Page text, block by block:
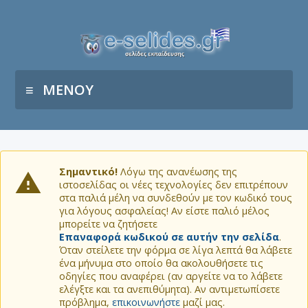
ΜΕΝΟΥ
Σημαντικό! Λόγω της ανανέωσης της
ιστοσελίδας οι νέες τεχνολογίες δεν επιτρέπουν
στα παλιά μέλη να συνδεθούν με τον κωδικό τους
για λόγους ασφαλείας! Αν είστε παλιό μέλος
μπορείτε να ζητήσετε
Επαναφορά κωδικού σε αυτήν την σελίδα.
Όταν στείλετε την φόρμα σε λίγα λεπτά θα λάβετε
ένα μήνυμα στο οποίο θα ακολουθήσετε τις
οδηγίες που αναφέρει (αν αργείτε να το λάβετε
ελέγξτε και τα ανεπιθύμητα). Αν αντιμετωπίσετε
πρόβλημα, επικοινωνήστε μαζί μας.